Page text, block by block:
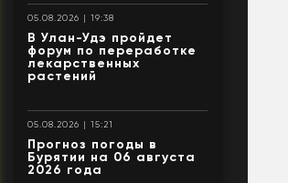
05.08.2026 | 19:38
В Улан-Удэ пройдет
форум по переработке
лекарственных
растений
05.08.2026 | 15:21
Прогноз погоды в
Бурятии на 06 августа
2026 года